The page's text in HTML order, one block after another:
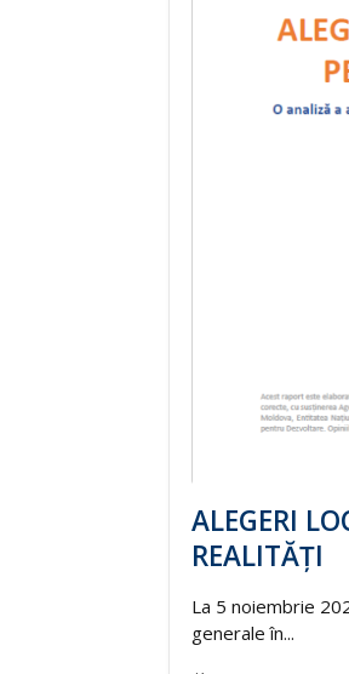
ALEGERI
REALITĂȚI
La 5 noiembrie
generale în...